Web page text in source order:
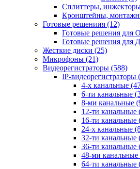
Сплиттеры,
Кронштейны,
Готовые решениия (12)
Готовые решения
Готовые решения
Жесткие диски (25)
Микрофоны (21)
Видеорегистраторы (588)
IP-видеорегистраторы
4-х канальные
6-ти канальные
8-ми канальные
12-ти канальные
16-ти канальные
24-х канальные
32-ти канальные
36-ти канальные
48-ми канальные
64-ти канальные